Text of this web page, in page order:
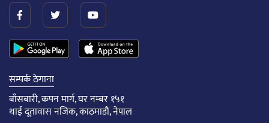
सम्पर्क ठेगाना
बाँसबारी, कपन मार्ग, घर नम्बर १५१
थाई दूतावास नजिक, काठमाडौं, नेपाल